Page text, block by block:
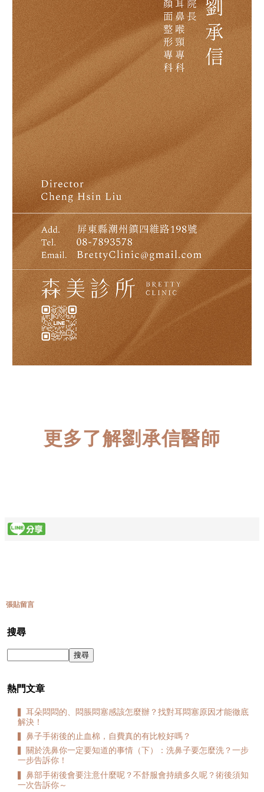
更多了解劉承信醫師
張貼留言
搜尋
熱門文章
▍耳朵悶悶的、悶脹悶塞感該怎麼辦？找對耳悶塞原因才能徹底
解決！
▍鼻子手術後的止血棉，自費真的有比較好嗎？
▍關於洗鼻你一定要知道的事情（下）：洗鼻子要怎麼洗？一步
一步告訴你！
▍鼻部手術後會要注意什麼呢？不舒服會持續多久呢？術後須知
一次告訴你～